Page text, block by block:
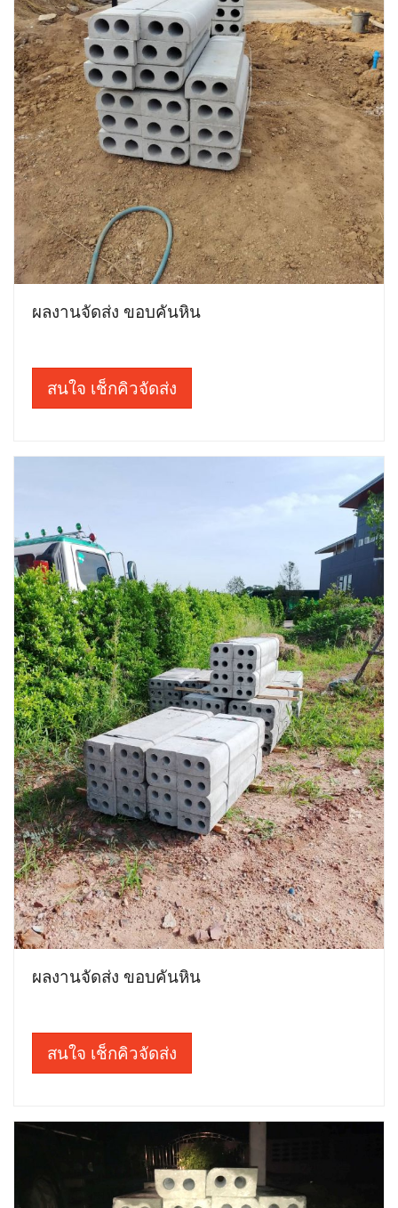
ผลงานจัดส่ง ขอบคันหิน
สนใจ เช็กคิวจัดส่ง
ผลงานจัดส่ง ขอบคันหิน
สนใจ เช็กคิวจัดส่ง